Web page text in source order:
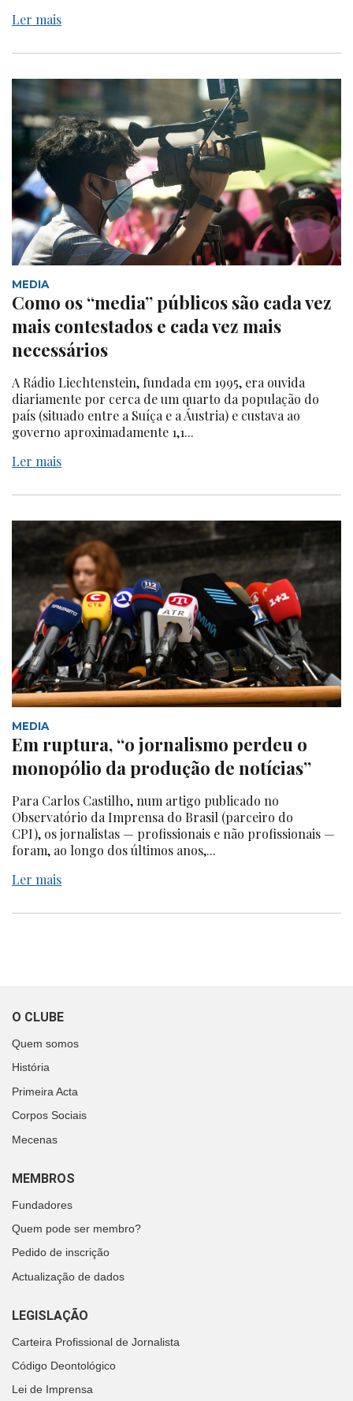
Ler mais
MEDIA
Como os “media” públicos são cada vez
mais contestados e cada vez mais
necessários
A Rádio Liechtenstein, fundada em 1995, era ouvida
diariamente por cerca de um quarto da população do
país (situado entre a Suíça e a Áustria) e custava ao
governo aproximadamente 1,1...
Ler mais
MEDIA
Em ruptura, “o jornalismo perdeu o
monopólio da produção de notícias”
Para Carlos Castilho, num artigo publicado no
Observatório da Imprensa do Brasil (parceiro do
CPI), os jornalistas — profissionais e não profissionais —
foram, ao longo dos últimos anos,...
Ler mais
O CLUBE
Quem somos
História
Primeira Acta
Corpos Sociais
Mecenas
MEMBROS
Fundadores
Quem pode ser membro?
Pedido de inscrição
Actualização de dados
LEGISLAÇÃO
Carteira Profissional de Jornalista
Código Deontológico
Lei de Imprensa